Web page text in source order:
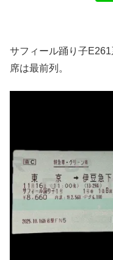
サフィール踊り子E261
席は最前列。